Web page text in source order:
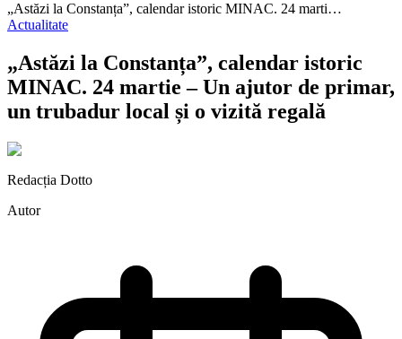
„Astăzi la Constanța”, calendar istoric MINAC. 24 marti…
Actualitate
„Astăzi la Constanța”, calendar istoric
MINAC. 24 martie – Un ajutor de primar,
un trubadur local și o vizită regală
Redacția Dotto
Autor